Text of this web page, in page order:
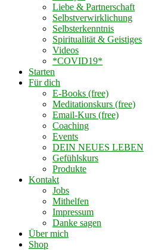
Liebe & Partnerschaft
Selbstverwirklichung
Selbsterkenntnis
Spiritualität & Geistiges
Videos
*COVID19*
Starten
Für dich
E-Books (free)
Meditationskurs (free)
Email-Kurs (free)
Coaching
Events
DEIN NEUES LEBEN
Gefühlskurs
Produkte
Kontakt
Jobs
Mithelfen
Impressum
Danke sagen
Über mich
Shop